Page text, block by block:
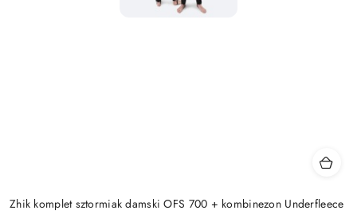
Zhik komplet sztormiak damski OFS 700 + kombinezon Underfleece